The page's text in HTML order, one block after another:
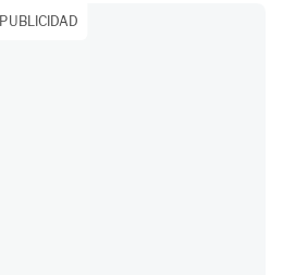
PUBLICIDAD